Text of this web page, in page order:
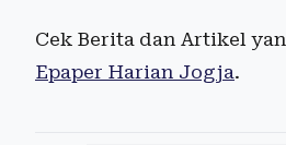
Cek Berita dan Artikel
Epaper Harian Jogja.